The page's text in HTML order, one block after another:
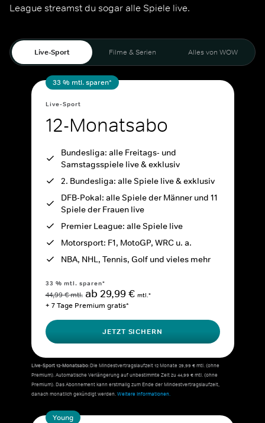
League streamst du sogar alle Spiele live.
Live-Sport Filme & Serien Alles von WOW
33 % mtl. sparen*
Live-Sport
12-Monatsabo
Bundesliga: alle Freitags- und
Samstagsspiele live & exklusiv
2. Bundesliga: alle Spiele live & exklusiv
DFB-Pokal: alle Spiele der Männer und 11
Spiele der Frauen live
Premier League: alle Spiele live
Motorsport: F1, MotoGP, WRC u. a.
NBA, NHL, Tennis, Golf und vieles mehr
33 % mtl. sparen*
44,99 € mtl. ab 29,99 € mtl.*
+ 7 Tage Premium gratis*
JETZT SICHERN
Live-Sport 12-Monatsabo:Die Mindestvertragslaufzeit 12 Monate 29,99 € mtl. (ohne
Premium). Automatische Verlängerung auf unbestimmte Zeit zu 44,99 € mtl. (ohne
Premium). Das Abonnement kann erstmalig zum Ende der Mindestvertragslaufzeit,
danach monatlich gekündigt werden.Weitere Informationen.
Young